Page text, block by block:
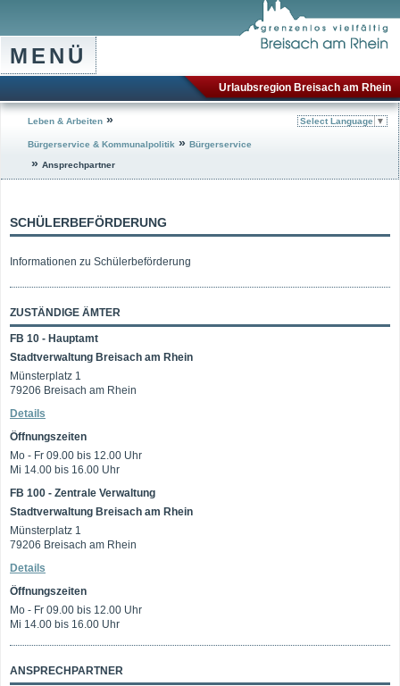
MENÜ
Urlaubsregion Breisach am Rhein
Leben & Arbeiten »
Bürgerservice & Kommunalpolitik » Bürgerservice
» Ansprechpartner
Select Language ▼
SCHÜLERBEFÖRDERUNG
Informationen zu Schülerbeförderung
ZUSTÄNDIGE ÄMTER
FB 10 - Hauptamt
Stadtverwaltung Breisach am Rhein
Münsterplatz 1
79206 Breisach am Rhein
Details
Öffnungszeiten
Mo - Fr 09.00 bis 12.00 Uhr
Mi 14.00 bis 16.00 Uhr
FB 100 - Zentrale Verwaltung
Stadtverwaltung Breisach am Rhein
Münsterplatz 1
79206 Breisach am Rhein
Details
Öffnungszeiten
Mo - Fr 09.00 bis 12.00 Uhr
Mi 14.00 bis 16.00 Uhr
ANSPRECHPARTNER